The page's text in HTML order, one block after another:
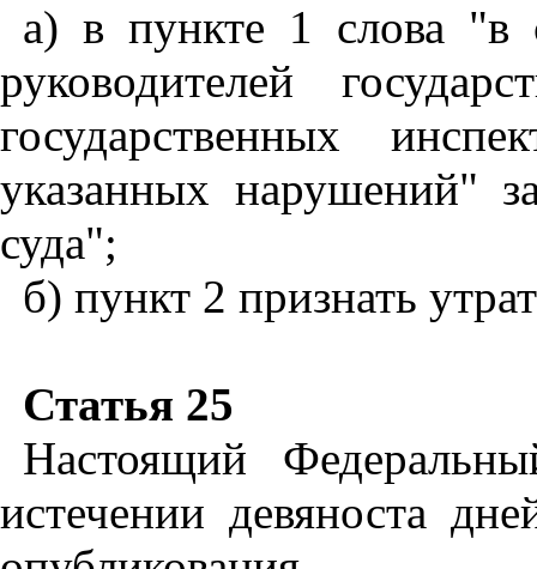
а) в пункте 1 слова "в
руководителей
государственных
указанных нарушений"
суда";
б) пункт 2 признать
Статья 25
Настоящий
истечении девяноста